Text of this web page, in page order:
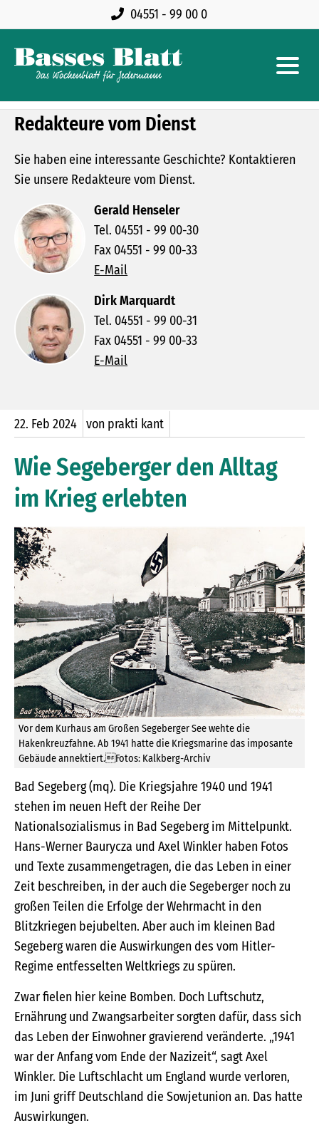
04551 - 99 00 0
Redakteure vom Dienst
Sie haben eine interessante Geschichte? Kontaktieren
Sie unsere Redakteure vom Dienst.
Gerald Henseler
Tel. 04551 - 99 00-30
Fax 04551 - 99 00-33
E-Mail
Dirk Marquardt
Tel. 04551 - 99 00-31
Fax 04551 - 99 00-33
E-Mail
22. Feb 2024 von prakti kant
Wie Segeberger den Alltag
im Krieg erlebten
Vor dem Kurhaus am Großen Segeberger See wehte die
Hakenkreuzfahne. Ab 1941 hatte die Kriegsmarine das imposante
Gebäude annektiert.Fotos: Kalkberg-Archiv
Bad Segeberg (mq). Die Kriegsjahre 1940 und 1941
stehen im neuen Heft der Reihe Der
Nationalsozialismus in Bad Segeberg im Mittelpunkt.
Hans-Werner Baurycza und Axel Winkler haben Fotos
und Texte zusammengetragen, die das Leben in einer
Zeit beschreiben, in der auch die Segeberger noch zu
großen Teilen die Erfolge der Wehrmacht in den
Blitzkriegen bejubelten. Aber auch im kleinen Bad
Segeberg waren die Auswirkungen des vom Hitler-
Regime entfesselten Weltkriegs zu spüren.
Zwar fielen hier keine Bomben. Doch Luftschutz,
Ernährung und Zwangsarbeiter sorgten dafür, dass sich
das Leben der Einwohner gravierend veränderte. „1941
war der Anfang vom Ende der Nazizeit“, sagt Axel
Winkler. Die Luftschlacht um England wurde verloren,
im Juni griff Deutschland die Sowjetunion an. Das hatte
Auswirkungen.